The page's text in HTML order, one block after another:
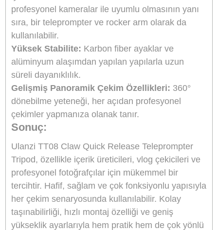
düşük modunahızla geçiş yapabilen
özellikle makro çekimler ve ürün
gibi farklı senaryolar için idealdir. Bu
yaratıcı çekimlerinizi daha verimli hale
Ulanzi TT08: Yük Kapasitesi ve
Performans
Ulanzi TT08, 3 kg’a kadar yük taşıma
kapasitesine sahip olan
sağlam bir destek sunar. Bu sayede, DSLR
kameralar, video kameralar ve diğer
ekipmanlarınızı güvenle taşıyabilirsiniz.Karbon
fiber ayaklar
, TT08’in stabilitesini artırırken
zamanda hafifliğinden de ödün vermemesini
sağlar.Alüminyum alaşımdan yapılmış
eksenve diğer bağlantı noktaları, uzun süreli